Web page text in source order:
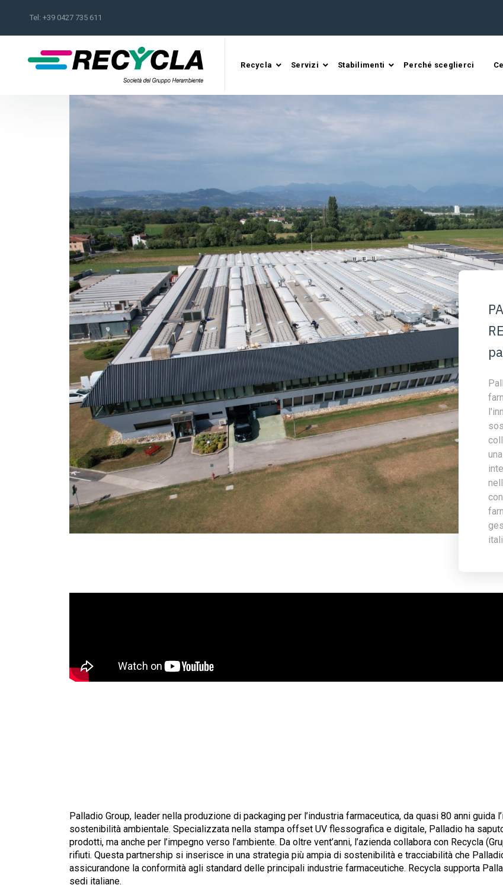
Tel: +39 0427 735 611
Recycla Servizi Stabilimenti Perché sceglierci
Palladio Group, leader nella produzione di packaging per l’industria farmaceutica, da quasi 80 anni
sostenibilità ambientale. Specializzata nella stampa offset UV flessografica e digitale, Palladio ha
prodotti, ma anche per l’impegno verso l’ambiente. Da oltre vent’anni, l’azienda collabora con Recycla
rifiuti. Questa partnership si inserisce in una strategia più ampia di sostenibilità e tracciabilità che
assicurandone la conformità agli standard delle principali industrie farmaceutiche. Recycla supporta
sedi italiane.